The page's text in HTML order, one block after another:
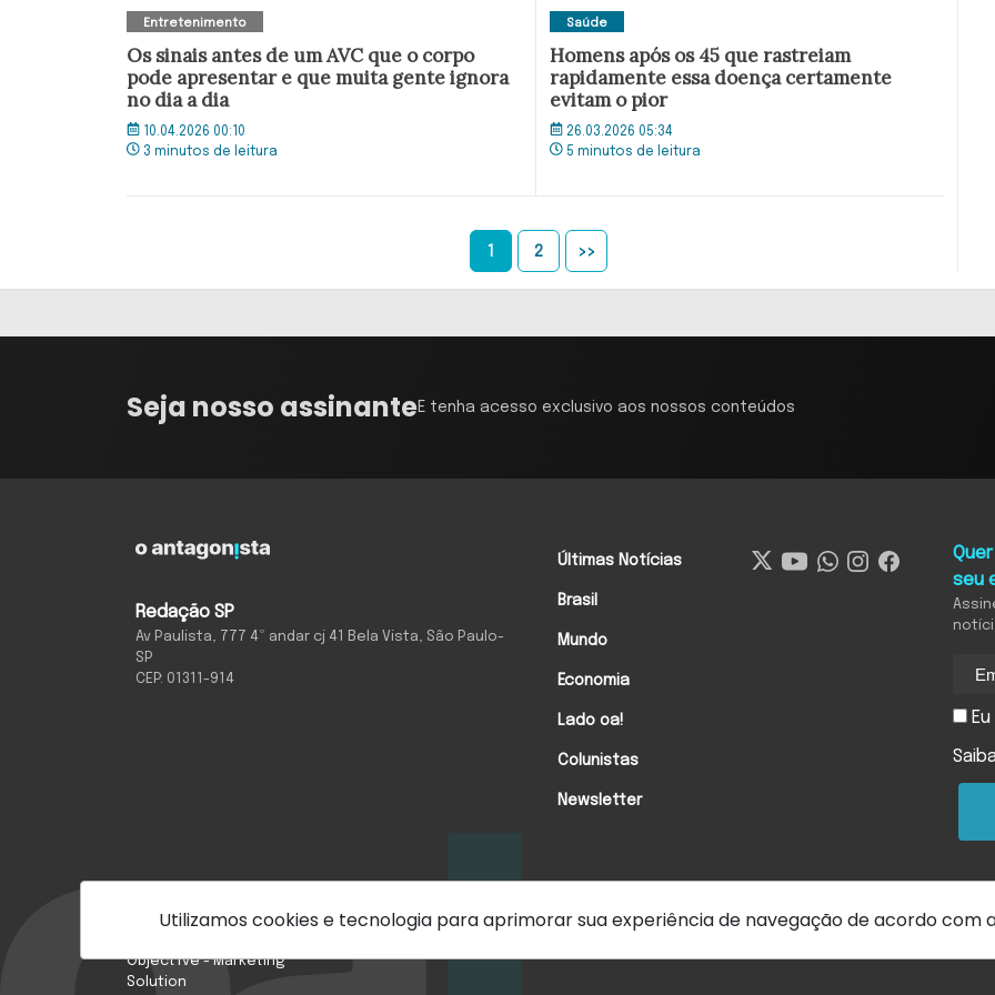
Entretenimento
Os sinais antes de um AVC que o corpo
pode apresentar e que muita gente ignora
no dia a dia
10.04.2026 00:10
3 minutos de leitura
Saúde
Homens após os 45 que rastreiam
rapidamente essa doença certamente
evitam o pior
26.03.2026 05:34
5 minutos de leitura
1 2 >>
Utilizamos cookies e tecnologia para aprimorar sua experiência de navegação de acordo com
Seja nosso assinanteE tenha acesso exclusivo aos nossos conteúdos
Redação SP
Av Paulista, 777 4º andar cj 41 Bela Vista, São Paulo-
SP
CEP: 01311-914
Últimas Notícias
Brasil
Mundo
Economia
Lado oa!
Colunistas
Newsletter
seu
Com inteligência e
Object1ve - Marketing
Solution